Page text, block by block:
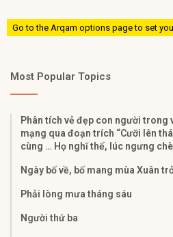
Go to the Arqam options page to set
Most Popular Topics
Phân tích vẻ đẹp con người trong
mạng qua đoạn trích “Cưỡi lên
cùng … Họ nghĩ thế, lúc ngưng
Ngày bố về, bố mang mùa Xuân
Phải lòng mưa tháng sáu
Người thứ ba